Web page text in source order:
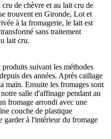
de chèvre et au lait cru de
trouvent en Gironde, Lot et
à la fromagerie, le lait est
sans traitement
lait cru.
suivant les méthodes
des années. Après caillage
main. Ensuite les fromages sont
salle d'affinage pendant au
fromage arrondi avec une
couche de plastique
garder à l'intérieur du fromage